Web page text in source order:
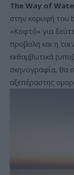
The Way of
στην κορυφή του
«Κοφτό» για
προβολή και η
εκθαμβωτικά
σκηνογραφία, θα
αξεπέραστης